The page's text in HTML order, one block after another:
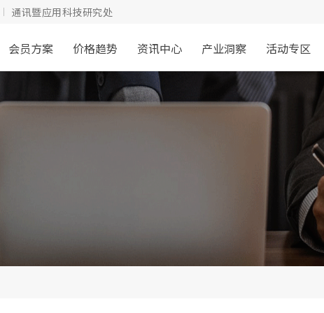
通讯暨应用科技研究处
会员方案 价格趋势 资讯中心 产业洞察 活动专区